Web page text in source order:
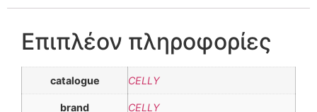
Επιπλέον πληροφορίες
catalogue CELLY
brand CELLY